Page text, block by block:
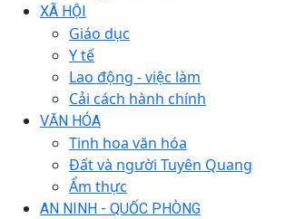
XÃ HỘI
Giáo dục
Y tế
Lao động - việc làm
Cải cách hành chính
VĂN HÓA
Tinh hoa văn hóa
Đất và người Tuyên Quang
Ẩm thực
AN NINH - QUỐC PHÒNG